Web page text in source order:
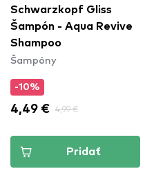
Schwarzkopf Gliss
Šampón - Aqua Revive
Shampoo
Šampóny
-10%
4,49 € 4,99 €
Pridať